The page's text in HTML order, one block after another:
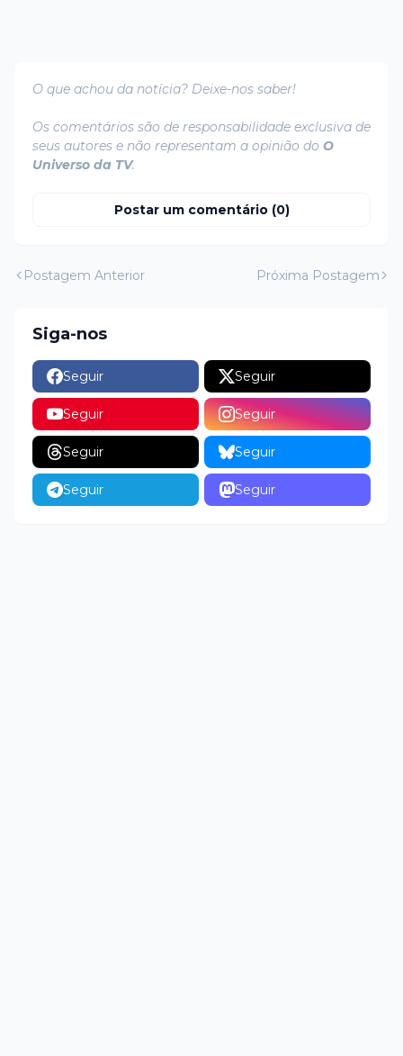
O que achou da notícia? Deixe-nos saber!
Os comentários são de responsabilidade exclusiva de
seus autores e não representam a opinião do O
Universo da TV.
Postar um comentário (0)
Postagem Anterior Próxima Postagem
Siga-nos
Seguir Seguir
Seguir Seguir
Seguir Seguir
Seguir Seguir